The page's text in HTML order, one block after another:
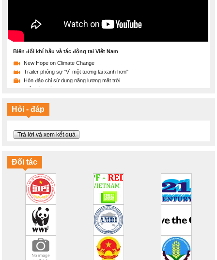
Biến đổi khí hậu và tác động tại Việt Nam
New Hope on Climate Change
Trailer phóng sự "Vì một tương lai xanh hơn"
Hòn đảo chỉ sử dụng năng lượng mặt trời
Ý thức bảo vệ môi trường là gì?
Thông điệp ý nghĩa và sáng tạo về bảo vệ Mẹ Thiên nhiên
Máy tập thể dục bảo vệ môi trường
Biến đổi khí hậu và một tương lai lạc quan
100% năng lượng tái tạo
Mục tiêu cho khí hậu và năng lượng của EU vào năm 2030
Hãy tiết kiệm năng lượng!
Bạn có hiểu đúng về biến đổi khí hậu?
Ngày Đại dương Thế giới 2016: Lời hứa với đại dương
Thế giới đại dương trên tranh vẽ
Hổ: Tôi không phải tấm thảm!
Sừng tê giác không phải thuốc chữa bệnh!
Chiến đấu với nạn săn bắn tê giác
NAMA hỗ trợ mục tiêu phát triển bền vững như thế nào?
Hỏi - đáp
Trả lời và xem kết quả
Đối tác